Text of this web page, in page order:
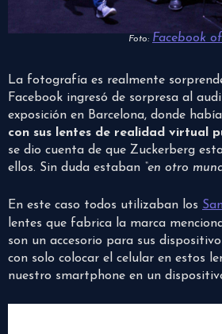
Foto: Facebook
La fotografía es realmente
Facebook ingresó de sorpresa al
exposición en Barcelona, donde había
con sus lentes de realidad virtual
se dio cuenta de que Zuckerberg
ellos. Sin duda estaban “en otro
En este caso todos utilizaban los
lentes que fabrica la marca
son un accesorio para sus
con solo colocar el celular en estos
nuestro smartphone en un